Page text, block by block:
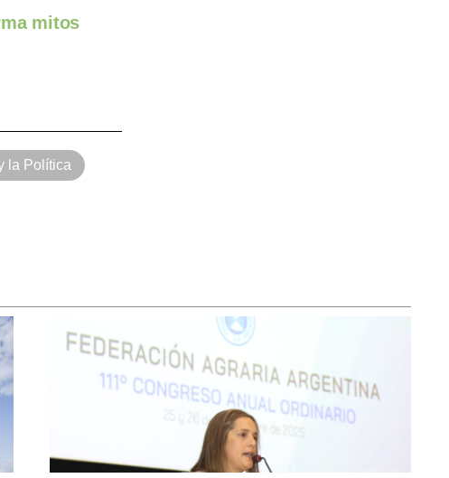
mitos
la Política